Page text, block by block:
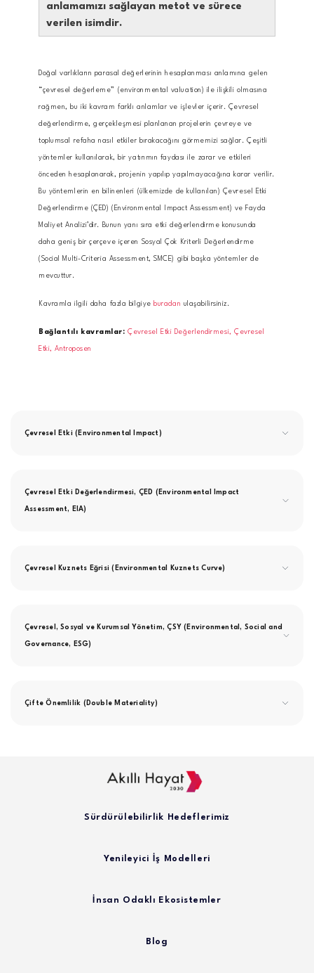
anlamamızı sağlayan metot ve sürece
verilen isimdir.
Doğal varlıkların parasal değerlerinin hesaplanması anlamına gelen
“çevresel değerleme” (environmental valuation) ile ilişkili olmasına
rağmen, bu iki kavram farklı anlamlar ve işlevler içerir. Çevresel
değerlendirme, gerçekleşmesi planlanan projelerin çevreye ve
toplumsal refaha nasıl etkiler bırakacağını görmemizi sağlar. Çeşitli
yöntemler kullanılarak, bir yatırımın faydası ile zarar ve etkileri
önceden hesaplanarak, projenin yapılıp yapılmayacağına karar verilir.
Bu yöntemlerin en bilinenleri (ülkemizde de kullanılan) Çevresel Etki
Değerlendirme (ÇED) (Environmental Impact Assessment) ve Fayda
Maliyet Analizi’dir. Bunun yanı sıra etki değerlendirme konusunda
daha geniş bir çerçeve içeren Sosyal Çok Kriterli Değerlendirme
(Social Multi-Criteria Assessment, SMCE) gibi başka yöntemler de
mevcuttur.
Kavramla ilgili daha fazla bilgiyeburadan ulaşabilirsiniz.
Bağlantılı kavramlar:Çevresel Etki Değerlendirmesi,Çevresel
Etki,Antroposen
Çevresel Etki (Environmental Impact)
Çevresel Etki Değerlendirmesi, ÇED (Environmental Impact
Assessment, EIA)
Çevresel Kuznets Eğrisi (Environmental Kuznets Curve)
Çevresel, Sosyal ve Kurumsal Yönetim, ÇSY (Environmental, Social and
Governance, ESG)
Çifte Önemlilik (Double Materiality)
Sürdürülebilirlik Hedeflerimiz
Yenileyici İş Modelleri
İnsan Odaklı Ekosistemler
Blog